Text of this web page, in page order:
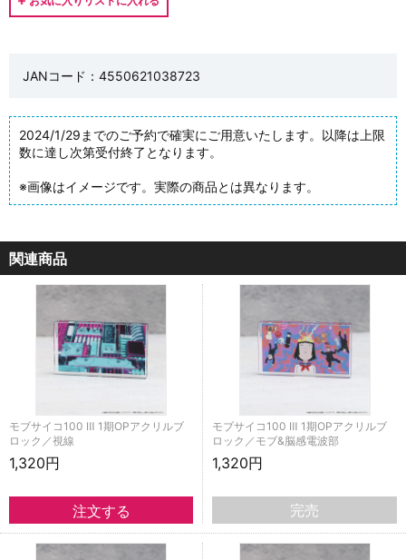
JANコード：4550621038723
2024/1/29までのご予約で確実にご用意いたします。以降は上限
数に達し次第受付終了となります。
※画像はイメージです。実際の商品とは異なります。
関連商品
モブサイコ100 Ⅲ 1期OPアクリルブ
ロック／視線
1,320円
モブサイコ100 Ⅲ 1期OPアクリルブ
ロック／モブ&脳感電波部
1,320円
完売